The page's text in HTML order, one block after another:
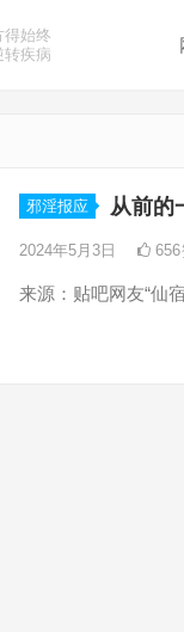
得始终
转疾病
邪淫报应 从前的
2024年5月3日 656
来源：贴吧网友“仙